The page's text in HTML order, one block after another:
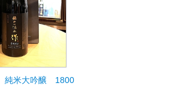
米大吟醸 1800